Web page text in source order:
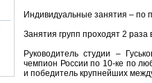
Индивидуальные занятия – по
Занятия групп проходят 2
Руководитель студии –
чемпион России по 10-ке по
и победитель крупнейших